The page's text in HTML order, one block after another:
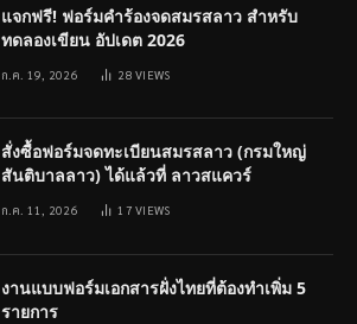
แจกฟรี! ฟอร์มคำร้องจดสมรสลาว สำหรับ
ทดลองเขียน อัปเดต 2026
ก.ค. 19, 2026 28VIEWS
สั่งซื้อฟอร์มจดทะเบียนสมรสลาว (กรมใหญ่
สันติบาลลาว) ได้แล้วที่ ลาวสแควร์
ก.ค. 11, 2026 17VIEWS
งานแบบฟอร์มเอกสารฝั่งไทยที่ต้องทำเพิ่ม 5
รายการ